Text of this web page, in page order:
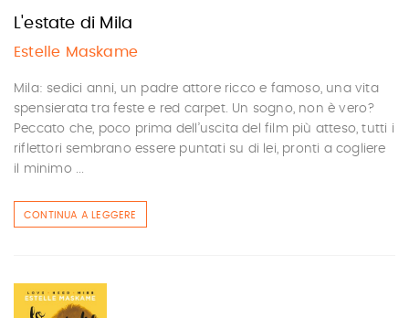
L'estate di Mila
Estelle Maskame
Mila: sedici anni, un padre attore ricco e famoso, una vita
spensierata tra feste e red carpet. Un sogno, non è vero?
Peccato che, poco prima dell’uscita del film più atteso, tutti i
riflettori sembrano essere puntati su di lei, pronti a cogliere
il minimo ...
CONTINUA A LEGGERE